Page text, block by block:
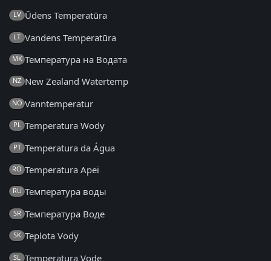
LV Ūdens Temperatūra
LT Vandens Temperatūra
MK Температура на Водата
NZ New Zealand Watertemp
NO Vanntemperatur
PL Temperatura Wody
PT Temperatura da Água
RO Temperatura Apei
RU Температура воды
SR Температура Воде
SK Teplota Vody
SL Temperatura Vode